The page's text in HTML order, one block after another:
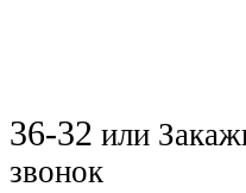
36-32 или
звонок